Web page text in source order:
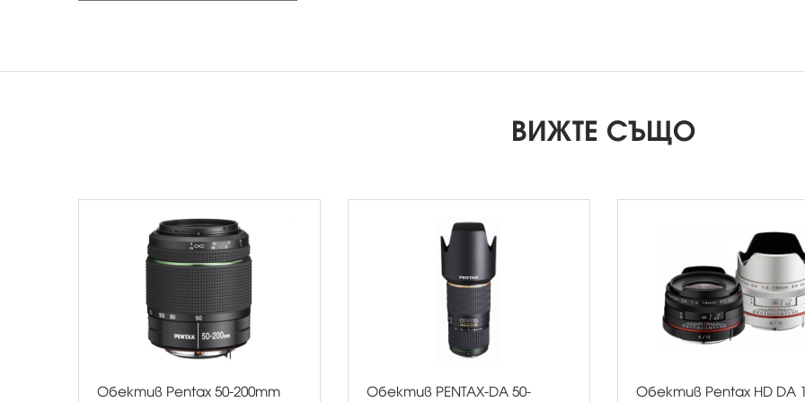
ВИЖТЕ СЪЩО
Обектив Pentax 50-200mm Обектив PENTAX-DA 50- Обектив Pentax HD DA